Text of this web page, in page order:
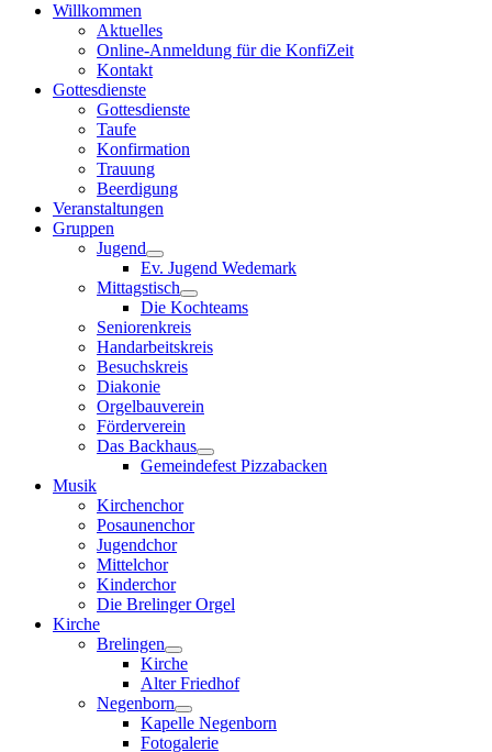
Willkommen
Aktuelles
Online-Anmeldung für die KonfiZeit
Kontakt
Gottesdienste
Gottesdienste
Taufe
Konfirmation
Trauung
Beerdigung
Veranstaltungen
Gruppen
Jugend
Ev. Jugend Wedemark
Mittagstisch
Die Kochteams
Seniorenkreis
Handarbeitskreis
Besuchskreis
Diakonie
Orgelbauverein
Förderverein
Das Backhaus
Gemeindefest Pizzabacken
Musik
Kirchenchor
Posaunenchor
Jugendchor
Mittelchor
Kinderchor
Die Brelinger Orgel
Kirche
Brelingen
Kirche
Alter Friedhof
Negenborn
Kapelle Negenborn
Fotogalerie